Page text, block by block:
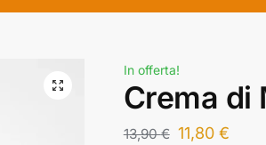
In offerta!
Crema di
13,90€ 11,80 €